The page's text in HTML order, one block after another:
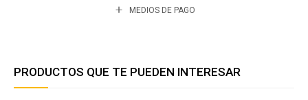
MEDIOS DE PAGO
PRODUCTOS QUE TE PUEDEN INTERESAR